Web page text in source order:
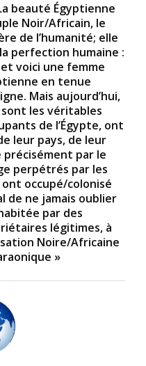
beauté Égyptienne
Noir/Africain, le
de l’humanité; elle
perfection humaine :
voici une femme
en tenue
Mais aujourd’hui,
les véritables
de l’Égypte, ont
leur pays, de leur
précisément par le
perpétrés par les
occupé/colonisé
de ne jamais oublier
par des
légitimes, à
Noire/Africaine
»